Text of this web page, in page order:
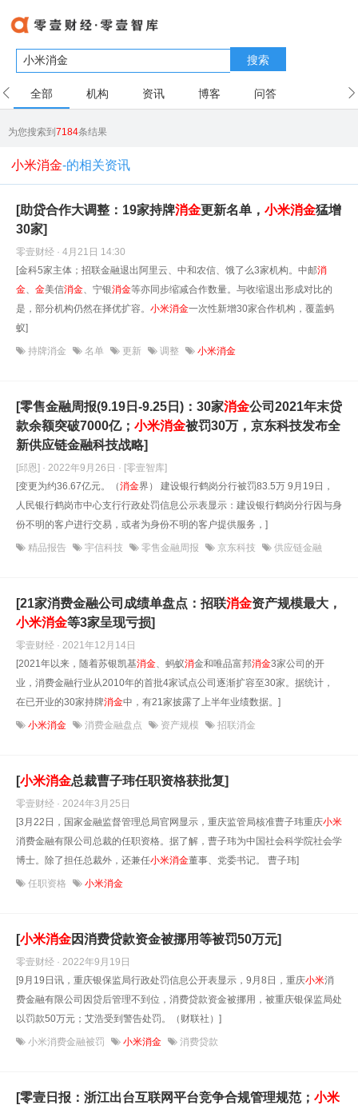
搜索
全部 机构 资讯 博客 问答
为您搜索到7184条结果
小米消金-的相关资讯
[助贷合作大调整：19家持牌消金更新名单， 小米消金猛增
30家]
零壹财经 · 4月21日 14:30
[金科5家主体；招联金融退出阿里云、中和农信、饿了么3家机构。中邮消
金、 金美信消金、宁银消金等亦同步缩减合作数量。与收缩退出形成对比的
是，部分机构仍然在择优扩容。 小米消金一次性新增30家合作机构，覆盖蚂
蚁]
持牌消金 名单 更新 调整 小米消金
[零售金融周报(9.19日-9.25日)：30家消金公司2021年末贷
款余额突破7000亿； 小米消金被罚30万，京东科技发布全
新供应链金融科技战略]
[邱恩] · 2022年9月26日 · [零壹智库]
[变更为约36.67亿元。（消金界） 建设银行鹤岗分行被罚83.5万 9月19日，
人民银行鹤岗市中心支行行政处罚信息公示表显示：建设银行鹤岗分行因与身
份不明的客户进行交易，或者为身份不明的客户提供服务，]
精品报告 宇信科技 零售金融周报 京东科技 供应链金融
[21家消费金融公司成绩单盘点：招联消金资产规模最大，
小米消金等3家呈现亏损]
零壹财经 · 2021年12月14日
[2021年以来，随着苏银凯基消金、蚂蚁消金和唯品富邦消金3家公司的开
业，消费金融行业从2010年的首批4家试点公司逐渐扩容至30家。据统计，
在已开业的30家持牌消金中，有21家披露了上半年业绩数据。]
小米消金 消费金融盘点 资产规模 招联消金
[小米消金总裁曹子玮任职资格获批复]
零壹财经 · 2024年3月25日
[3月22日，国家金融监督管理总局官网显示，重庆监管局核准曹子玮重庆小米
消费金融有限公司总裁的任职资格。据了解，曹子玮为中国社会科学院社会学
博士。除了担任总裁外，还兼任小米消金董事、党委书记。 曹子玮]
任职资格 小米消金
[小米消金因消费贷款资金被挪用等被罚50万元]
零壹财经 · 2022年9月19日
[9月19日讯，重庆银保监局行政处罚信息公开表显示，9月8日，重庆小米消
费金融有限公司因贷后管理不到位，消费贷款资金被挪用，被重庆银保监局处
以罚款50万元；艾浩受到警告处罚。（财联社）]
小米消费金融被罚 小米消金 消费贷款
[零壹日报：浙江出台互联网平台竞争合规管理规范； 小米